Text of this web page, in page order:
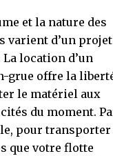
et la nature des
varient d’un
La location d’un
grue offre la
le matériel aux
du moment.
pour transporter
que votre flotte